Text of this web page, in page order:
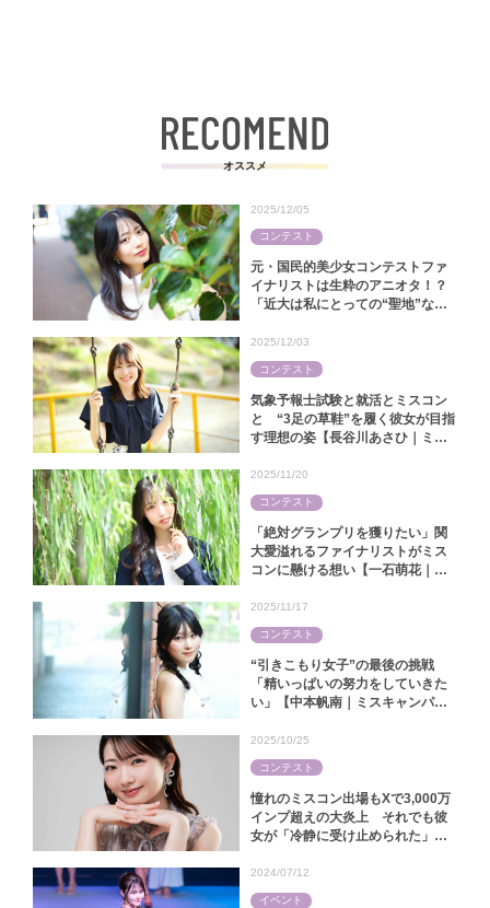
オススメ
元・国民的美少女コンテストファ
イナリストは生粋のアニオタ！？
「近大は私にとっての“聖地”なん
2025】
2025/12/05
コンテスト
気象予報士試験と就活とミスコン
と “3足の草鞋”を履く彼女が目指
す理想の姿【長谷川あさひ｜ミス
2025/12/03
コンテスト
「絶対グランプリを獲りたい」関
大愛溢れるファイナリストがミス
コンに懸ける想い【一石萌花｜ミ
2025/11/20
コンテスト
“引きこもり女子”の最後の挑戦
「精いっぱいの努力をしていきた
い」【中本帆南｜ミスキャンパス
2025/11/17
コンテスト
憧れのミスコン出場もXで3,000万
インプ超えの大炎上 それでも彼
女が「冷静に受け止められた」ワ
2025】
2025/10/25
コンテスト
2024/07/12
イベント